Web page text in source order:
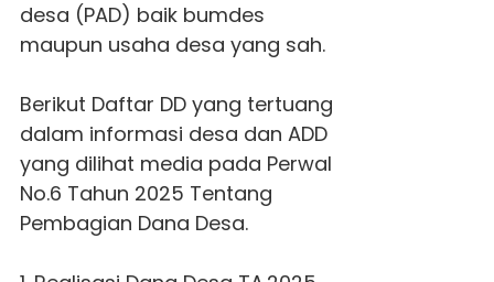
desa (PAD) baik bumdes
maupun usaha desa yang sah.
Berikut Daftar DD yang tertuang
dalam informasi desa dan ADD
yang dilihat media pada Perwal
No.6 Tahun 2025 Tentang
Pembagian Dana Desa.